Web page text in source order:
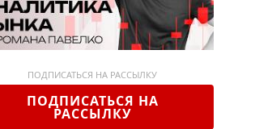
ПОДПИСАТЬСЯ НА РАССЫЛКУ
ПОДПИСАТЬСЯ НА
РАССЫЛКУ